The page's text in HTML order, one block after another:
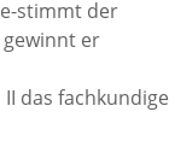
stimmt der
er
das fachkundige